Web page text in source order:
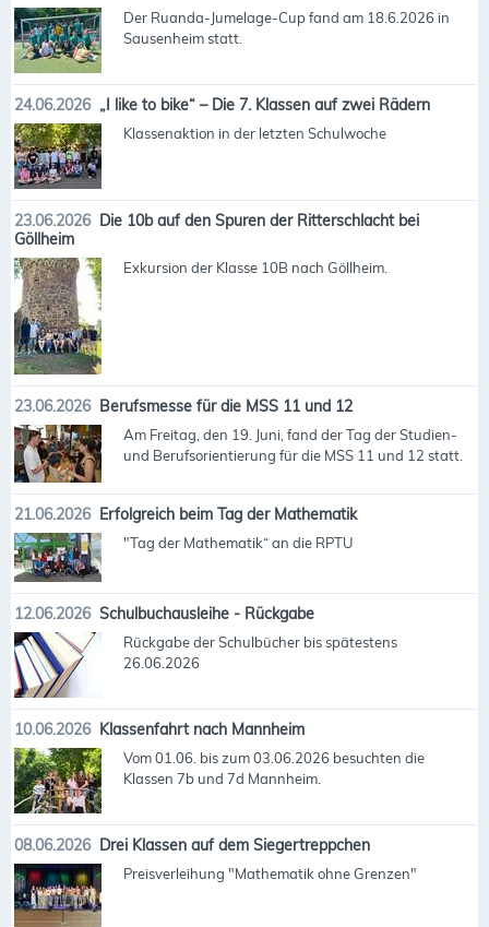
Der Ruanda-Jumelage-Cup fand am 18.6.2026 in
Sausenheim statt.
24.06.2026 „I like to bike“ – Die 7. Klassen auf zwei Rädern
Klassenaktion in der letzten Schulwoche
23.06.2026 Die 10b auf den Spuren der Ritterschlacht bei
Göllheim
Exkursion der Klasse 10B nach Göllheim.
23.06.2026 Berufsmesse für die MSS 11 und 12
Am Freitag, den 19. Juni, fand der Tag der Studien-
und Berufsorientierung für die MSS 11 und 12 statt.
21.06.2026 Erfolgreich beim Tag der Mathematik
"Tag der Mathematik“ an die RPTU
12.06.2026 Schulbuchausleihe - Rückgabe
Rückgabe der Schulbücher bis spätestens
26.06.2026
10.06.2026 Klassenfahrt nach Mannheim
Vom 01.06. bis zum 03.06.2026 besuchten die
Klassen 7b und 7d Mannheim.
08.06.2026 Drei Klassen auf dem Siegertreppchen
Preisverleihung "Mathematik ohne Grenzen"